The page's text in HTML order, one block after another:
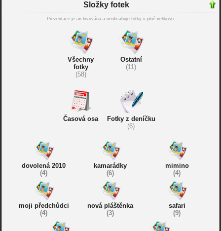
Složky fotek
Prezentace je archivována a neobsahuje fotky v plné velikosti
Všechny
fotky
(58)
Ostatní
(11)
Časová osa
Fotky z deníčku
(6)
dovolená 2010
(4)
kamarádky
(6)
mimino
(4)
moji předchůdci
(4)
nová pláštěnka
(3)
safari
(9)